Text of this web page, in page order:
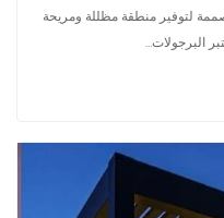
لتوفير منطقة مظللة ومريحة
البرجولات…